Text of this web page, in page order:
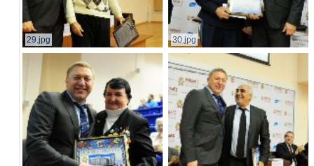
29.jpg 30.jpg